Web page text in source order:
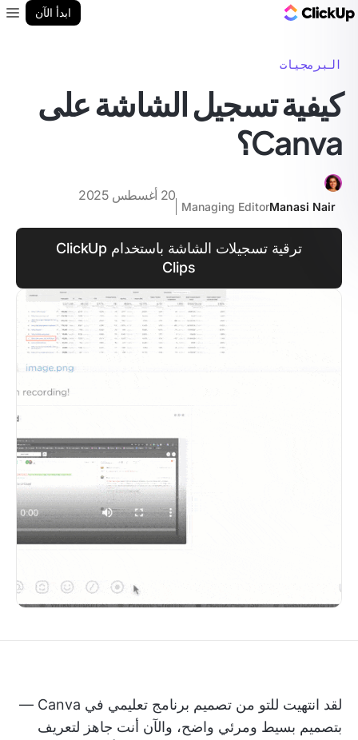
ابدأ الآن
البرمجيات
كيفية تسجيل الشاشة على
Canva؟
Manasi Nair
Managing Editor
20 أغسطس 2025
ترقية تسجيلات الشاشة باستخدام ClickUp
Clips
لقد انتهيت للتو من تصميم برنامج تعليمي في Canva —
بتصميم بسيط ومرئي واضح، والآن أنت جاهز لتعريف